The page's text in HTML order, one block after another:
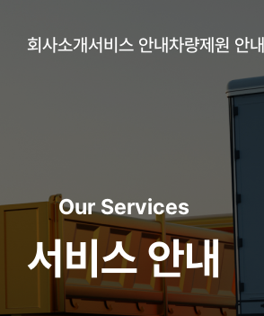
회사소개서비스 안내차량제원 안내
Our Services
서비스 안내